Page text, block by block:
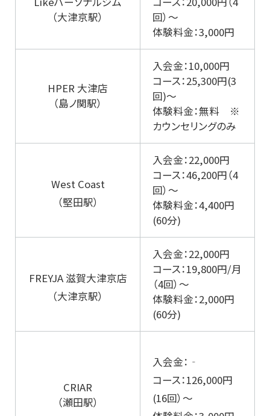
（大津京駅）
回）～
体験料金：3,000円
HPER 大津店
（島ノ関駅）
入会金：10,000円
コース：25,300円(3
回)～
体験料金：無料 ※
カウンセリングのみ
West Coast
（堅田駅）
入会金：22,000円
コース：46,200円（4
回）～
体験料金：4,400円
(60分)
FREYJA 滋賀大津京店
（大津京駅）
入会金：22,000円
コース：19,800円/月
（4回）～
体験料金：2,000円
(60分)
CRIAR
（瀬田駅）
入会金：‐
コース：126,000円
(16回）～